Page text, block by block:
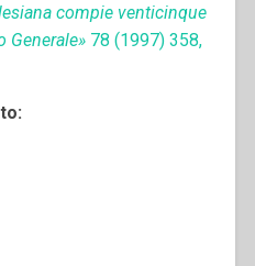
compie venticinque
Generale»78 (1997) 358,